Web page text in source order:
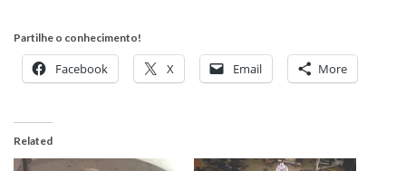
Partilhe o conhecimento!
Facebook X Email More
Related